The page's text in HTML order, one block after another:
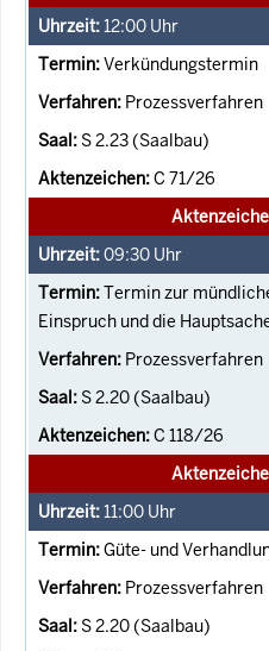
12:00 Uhr
Verkündungstermin
Prozessverfahren
S 2.23 (Saalbau)
C 71/26
09:30 Uhr
Termin zur
Einspruch und die
Prozessverfahren
S 2.20 (Saalbau)
C 118/26
11:00 Uhr
Güte- und
Prozessverfahren
S 2.20 (Saalbau)